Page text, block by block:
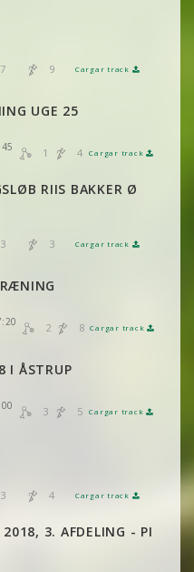
7 9 Cargar track
UGE 25
1 4 Cargar track
RIIS BAKKER Ø
3 3 Cargar track
2 8 Cargar track
I ÅSTRUP
3 5 Cargar track
3 4 Cargar track
3. AFDELING - PI